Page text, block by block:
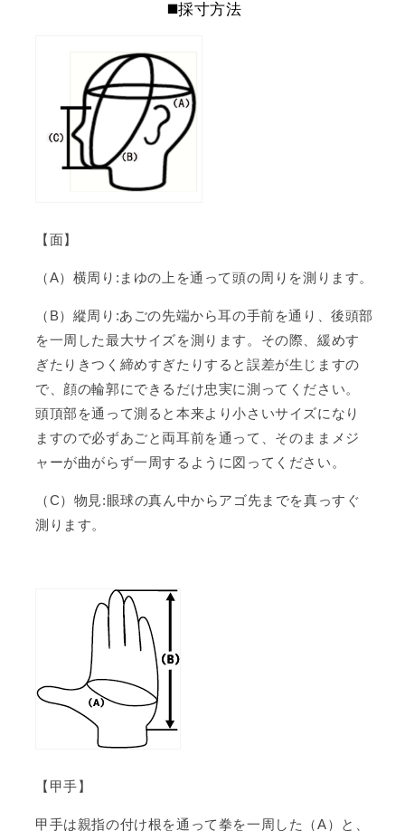
◼️採寸方法
【面】
（A）横周り:まゆの上を通って頭の周りを測ります。
（B）縱周り:あごの先端から耳の手前を通り、後頭部
を一周した最大サイズを測ります。その際、緩めす
ぎたりきつく締めすぎたりすると誤差が生じますの
で、顔の輪郭にできるだけ忠実に測ってください。
頭頂部を通って測ると本来より小さいサイズになり
ますので必ずあごと両耳前を通って、そのままメジ
ャーが曲がらず一周するように図ってください。
（C）物見:眼球の真ん中からアゴ先までを真っすぐ
測ります。
【甲手】
甲手は親指の付け根を通って拳を一周した（A）と、